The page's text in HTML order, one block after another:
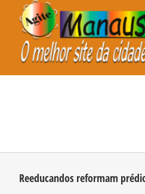
conteúdo
Reeducandos reformam